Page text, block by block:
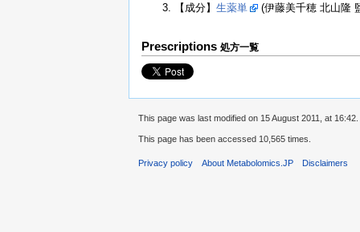
【成分】 生薬単 (伊藤美千穂 北山隆
Prescriptions 処方一覧
This page was last modified on 15 August 2011, at 16:42.
This page has been accessed 10,565 times.
Privacy policy About Metabolomics.JP Disclaimers